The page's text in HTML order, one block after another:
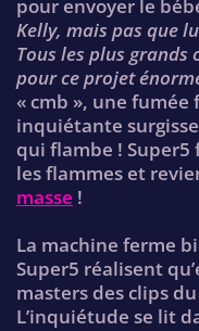
pour envoyer le
Kelly, mais pas que
Tous les plus grands
pour ce projet
« cmb », une
inquiétante
qui flambe !
les flammes et
masse !
La machine ferme
Super5 réalisent
masters des clips
L’inquiétude se lit